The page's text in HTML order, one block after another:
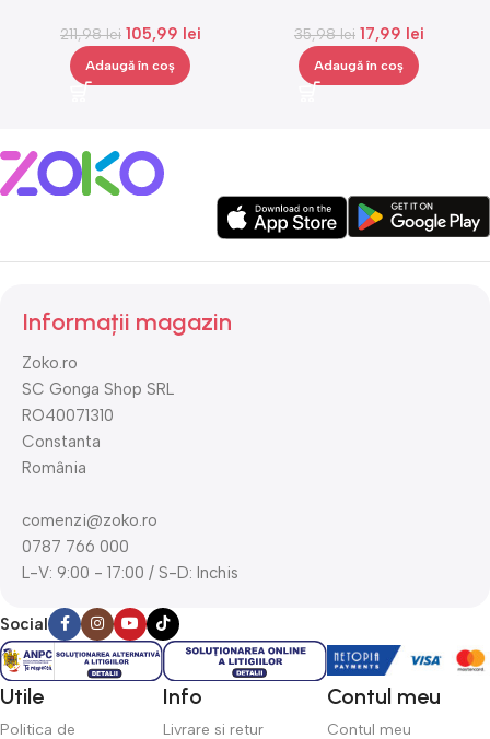
211,98lei 105,99 lei
Adaugă în coș
3000 K
35,98lei 17,99 lei
Adaugă în coș
Informații magazin
Zoko.ro
SC Gonga Shop SRL
RO40071310
Constanta
România
comenzi@zoko.ro
0787 766 000
L-V: 9:00 - 17:00 / S-D: Inchis
Social
Utile
Politica de
Info
Livrare si retur
Contul meu
Contul meu